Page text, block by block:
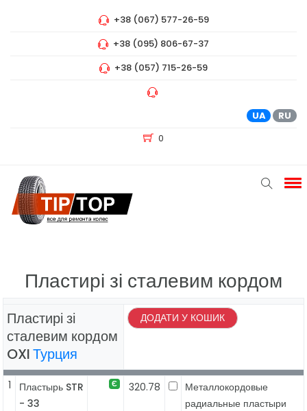
+38 (067) 577-26-59
+38 (095) 806-67-37
+38 (057) 715-26-59
UA
RU
0
Пластирі зі сталевим кордом
Пластирі зі
сталевим кордом
OXIТурция
ДОДАТИ У КОШИК
1
Пластырь STR
- 33
Є 320.78
Металлокордовые
радиальные пластыри